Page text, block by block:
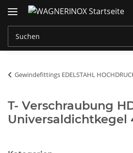
Gewindefittings EDELSTAHL
T- Verschraubung
Universaldichtkegel